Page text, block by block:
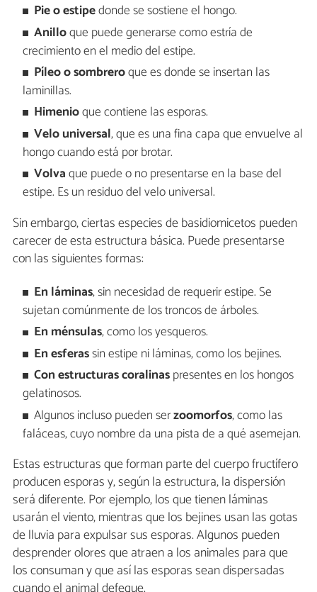
Pie o estipedonde se sostiene el hongo.
Anilloque puede generarse como estría de
crecimiento en el medio del estipe.
Píleo o sombreroque es donde se insertan las
laminillas.
Himenioque contiene las esporas.
Velo universal, que es una fina capa que envuelve al
hongo cuando está por brotar.
Volvaque puede o no presentarse en la base del
estipe. Es un residuo del velo universal.
Sin embargo, ciertas especies de basidiomicetos pueden
carecer de esta estructura básica. Puede presentarse
con las siguientes formas:
En láminas, sin necesidad de requerir estipe. Se
sujetan comúnmente de los troncos de árboles.
En ménsulas, como los yesqueros.
En esferassin estipe ni láminas, como los bejines.
Con estructuras coralinaspresentes en los hongos
gelatinosos.
Algunos incluso pueden serzoomorfos, como las
faláceas, cuyo nombre da una pista de a qué asemejan.
Estas estructuras que forman parte del cuerpo fructífero
producen esporas y, según la estructura, la dispersión
será diferente. Por ejemplo, los que tienen láminas
usarán el viento, mientras que los bejines usan las gotas
de lluvia para expulsar sus esporas. Algunos pueden
desprender olores que atraen a los animales para que
los consuman y que así las esporas sean dispersadas